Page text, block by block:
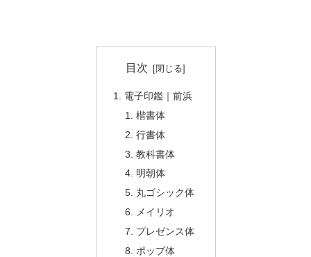
目次
電子印鑑｜前浜
楷書体
行書体
教科書体
明朝体
丸ゴシック体
メイリオ
プレゼンス体
ポップ体